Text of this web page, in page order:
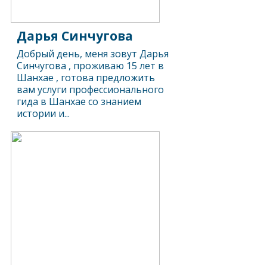
Дарья Синчугова
Добрый день, меня зовут Дарья
Синчугова , проживаю 15 лет в
Шанхае , готова предложить
вам услуги профессионального
гида в Шанхае со знанием
истории и...